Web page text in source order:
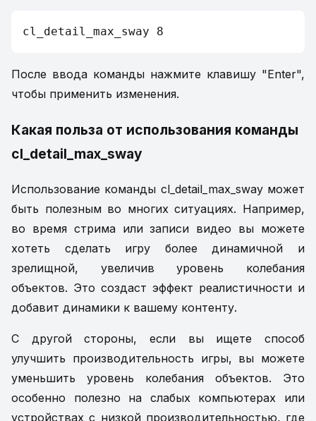
cl_detail_max_sway 8
После ввода команды нажмите клавишу "Enter",
чтобы применить изменения.
Какая польза от использования команды
cl_detail_max_sway
Использование команды cl_detail_max_sway может
быть полезным во многих ситуациях. Например,
во время стрима или записи видео вы можете
хотеть сделать игру более динамичной и
зрелищной, увеличив уровень колебания
объектов. Это создаст эффект реалистичности и
добавит динамики к вашему контенту.
С другой стороны, если вы ищете способ
улучшить производительность игры, вы можете
уменьшить уровень колебания объектов. Это
особенно полезно на слабых компьютерах или
устройствах с низкой производительностью, где